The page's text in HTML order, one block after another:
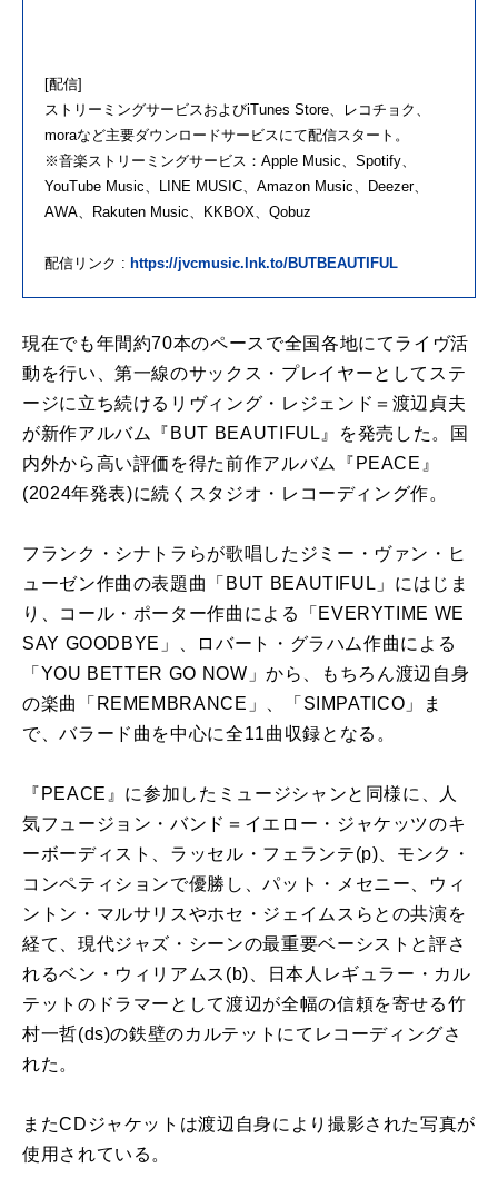
[配信]
ストリーミングサービスおよびiTunes Store、レコチョク、
moraなど主要ダウンロードサービスにて配信スタート。
※音楽ストリーミングサービス：Apple Music、Spotify、
YouTube Music、LINE MUSIC、Amazon Music、Deezer、
AWA、Rakuten Music、KKBOX、Qobuz
配信リンク : https://jvcmusic.lnk.to/BUTBEAUTIFUL
現在でも年間約70本のペースで全国各地にてライヴ活
動を行い、第一線のサックス・プレイヤーとしてステ
ージに立ち続けるリヴィング・レジェンド＝渡辺貞夫
が新作アルバム『BUT BEAUTIFUL』を発売した。国
内外から高い評価を得た前作アルバム『PEACE』
(2024年発表)に続くスタジオ・レコーディング作。
フランク・シナトラらが歌唱したジミー・ヴァン・ヒ
ューゼン作曲の表題曲「BUT BEAUTIFUL」にはじま
り、コール・ポーター作曲による「EVERYTIME WE
SAY GOODBYE」、ロバート・グラハム作曲による
「YOU BETTER GO NOW」から、もちろん渡辺自身
の楽曲「REMEMBRANCE」、「SIMPATICO」ま
で、バラード曲を中心に全11曲収録となる。
『PEACE』に参加したミュージシャンと同様に、人
気フュージョン・バンド＝イエロー・ジャケッツのキ
ーボーディスト、ラッセル・フェランテ(p)、モンク・
コンペティションで優勝し、パット・メセニー、ウィ
ントン・マルサリスやホセ・ジェイムスらとの共演を
経て、現代ジャズ・シーンの最重要ベーシストと評さ
れるベン・ウィリアムス(b)、日本人レギュラー・カル
テットのドラマーとして渡辺が全幅の信頼を寄せる竹
村一哲(ds)の鉄壁のカルテットにてレコーディングさ
れた。
またCDジャケットは渡辺自身により撮影された写真が
使用されている。